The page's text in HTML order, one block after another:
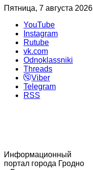
Пятница, 7 августа 2026
YouTube
Instagram
Rutube
vk.com
Odnoklassniki
Threads
Viber
Telegram
RSS
Информационный
портал города Гродно